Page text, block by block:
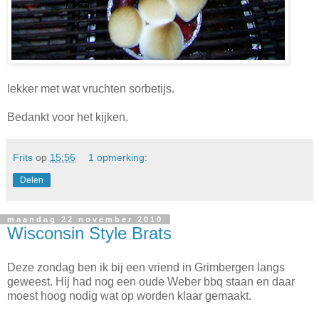
lekker met wat vruchten sorbetijs.
Bedankt voor het kijken.
Frits op 15:56 1 opmerking:
Delen
maandag 22 november 2010
Wisconsin Style Brats
Deze zondag ben ik bij een vriend in Grimbergen langs
geweest. Hij had nog een oude Weber bbq staan en daar
moest hoog nodig wat op worden klaar gemaakt.